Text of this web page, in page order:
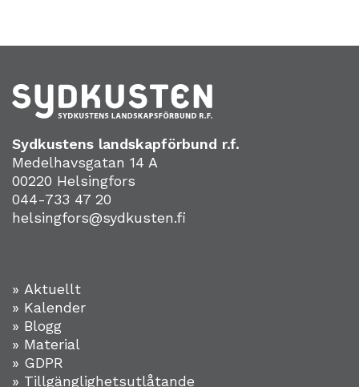
Sydkustens landskapförbund r.f.
Medelhavsgatan 14 A
00220 Helsingfors
044-733 47 20
helsingfors@sydkusten.fi
» Aktuellt
» Kalender
» Blogg
» Material
» GDPR
» Tillgänglighetsutlåtande